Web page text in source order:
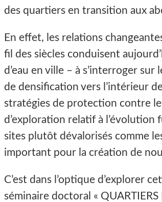
des quartiers en transition aux
En effet, les relations
fil des siècles conduisent
d’eau en ville – à s’interroger
de densification vers l’intérieur
stratégies de protection contre
d’exploration relatif à
sites plutôt dévalorisés comme
important pour la création de
C’est dans l’optique d’explorer
séminaire doctoral «